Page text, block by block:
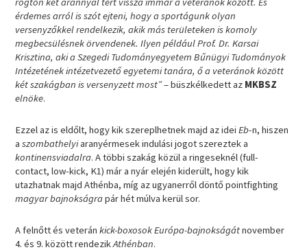
érdemes arról is szót ejteni, hogy a sportágunk olyan
versenyzőkkel rendelkezik, akik más területeken is komoly
megbecsülésnek örvendenek. Ilyen például Prof. Dr. Karsai
Krisztina, aki a Szegedi Tudományegyetem Bűnügyi Tudományok
Intézetének intézetvezető egyetemi tanára, ő a veteránok között
két szakágban is versenyzett most”– büszkélkedett az MKBSZ
elnöke.
Ezzel az is eldőlt, hogy kik szereplhetnek majd az ideiEb-n, hiszen
aszombathelyiaranyérmesek indulási jogot szereztek a
kontinensviadalra. A többi szakág közül a ringeseknél (full-
contact, low-kick, K1) már a nyár elején kiderült, hogy kik
utazhatnak majd Athénba, míg az ugyanerről döntő pointfighting
magyar bajnokságrapár hét múlva kerül sor.
A felnőtt és veterán kick-boxosok Európa-bajnokságátnovember
4. és 9. között rendezikAthénban.